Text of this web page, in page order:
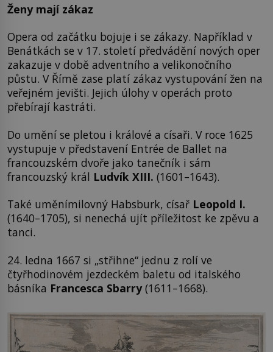
Ženy mají zákaz
Opera od začátku bojuje i se zákazy. Například v
Benátkách se v 17. století předvádění nových oper
zakazuje v době adventního a velikonočního
půstu. V Římě zase platí zákaz vystupování žen na
veřejném jevišti. Jejich úlohy v operách proto
přebírají kastráti.
Do umění se pletou i králové a císaři. V roce 1625
vystupuje v představení Entrée de Ballet na
francouzském dvoře jako tanečník i sám
francouzský král Ludvík XIII. (1601–1643).
Také uměnímilovný Habsburk, císař Leopold I.
(1640–1705), si nenechá ujít příležitost ke zpěvu a
tanci.
24. ledna 1667 si „střihne“ jednu z rolí ve
čtyřhodinovém jezdeckém baletu od italského
básníka Francesca Sbarry(1611–1668).